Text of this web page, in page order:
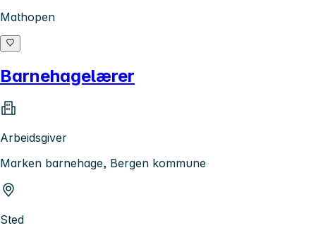
Mathopen
Barnehagelærer
Arbeidsgiver
Marken barnehage, Bergen kommune
Sted